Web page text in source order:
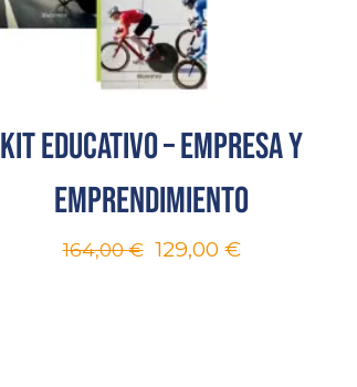
Kit educativo – Empresa y
emprendimiento
164,00€ 129,00 €